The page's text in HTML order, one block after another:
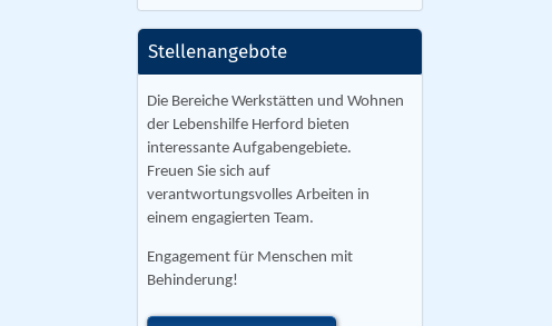
Stellenangebote
Die Bereiche Werkstätten und Wohnen
der Lebenshilfe Herford bieten
interessante Aufgabengebiete.
Freuen Sie sich auf
verantwortungsvolles Arbeiten in
einem engagierten Team.
Engagement für Menschen mit
Behinderung!